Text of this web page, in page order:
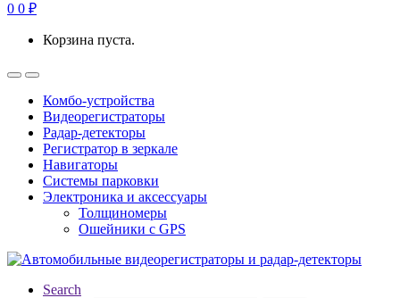
0 0 ₽
Корзина пуста.
Комбо-устройства
Видеорегистраторы
Радар-детекторы
Регистратор в зеркале
Навигаторы
Системы парковки
Электроника и аксессуары
Толщиномеры
Ошейники с GPS
Search